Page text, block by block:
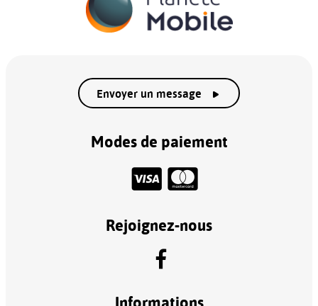
Envoyer un message
Modes de paiement
Rejoignez-nous